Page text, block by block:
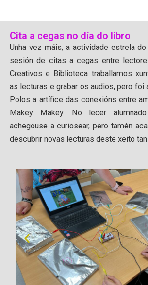
Cita a cegas no día do libro
Unha vez máis, a actividade estrela
sesión de citas a cegas entre
Creativos e Biblioteca traballamos
as lecturas e grabar os audios, pero foi
Polos a artífice das conexións entre
Makey Makey. No lecer
achegouse a curiosear, pero tamén
descubrir novas lecturas deste xeito tan